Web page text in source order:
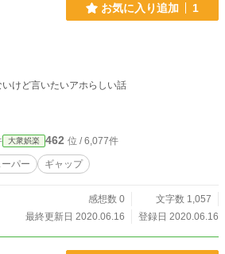
お気に入り追加 1
いけど言いたいアホらしい話
大衆娯楽 462 位 / 6,077件
ーパー ギャップ
感想数 0
文字数 1,057
最終更新日 2020.06.16
登録日 2020.06.16